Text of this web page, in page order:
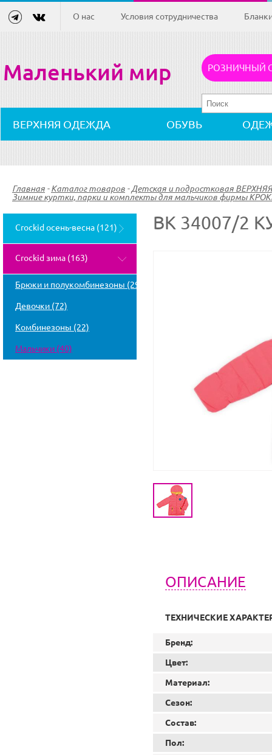
О нас Условия сотрудничества
Маленький мир РОЗНИЧНЫЙ
ВЕРХНЯЯ ОДЕЖДА ОБУВЬ
Главная - Каталог товаров - Детская и подростковая
Зимние куртки, парки и комплекты для мальчиков фирмы
Crockid осень-весна (121)
Crockid зима (163)
Брюки и полукомбинезоны (29)
Девочки (72)
Комбинезоны (22)
Мальчики (40)
ВК 34007/2
ОПИСАНИЕ
ТЕХНИЧЕСКИЕ
Бренд:
Цвет:
Материал:
Сезон:
Состав:
Пол: